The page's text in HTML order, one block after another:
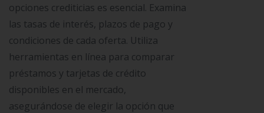
opciones crediticias es esencial. Examina
las tasas de interés, plazos de pago y
condiciones de cada oferta. Utiliza
herramientas en línea para comparar
préstamos y tarjetas de crédito
disponibles en el mercado,
asegurándose de elegir la opción que